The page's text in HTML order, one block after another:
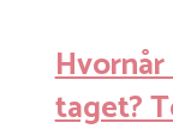
taget?